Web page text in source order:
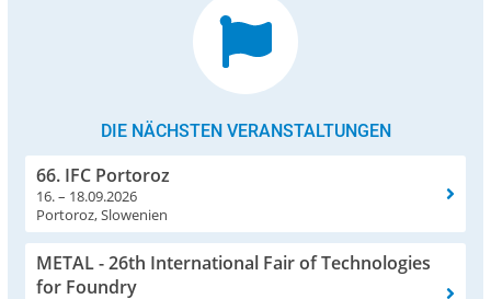
DIE NÄCHSTEN VERANSTALTUNGEN
66. IFC Portoroz
16. – 18.09.2026
Portoroz, Slowenien
METAL - 26th International Fair of Technologies
for Foundry